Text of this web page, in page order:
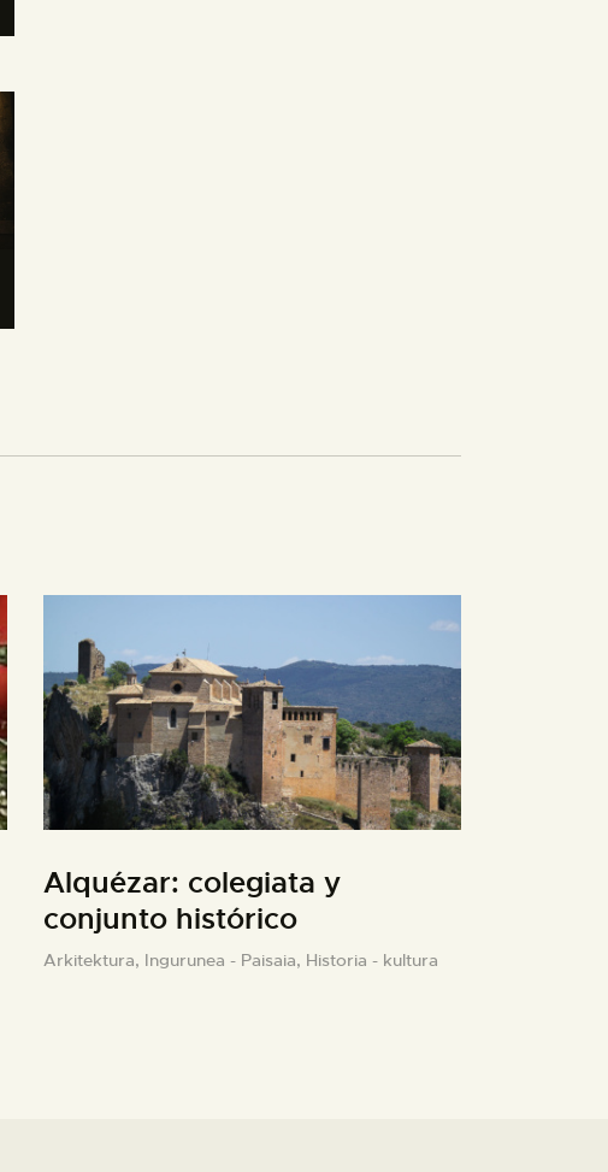
Alquézar: colegiata y
conjunto histórico
Arkitektura, Ingurunea - Paisaia, Historia - kultura